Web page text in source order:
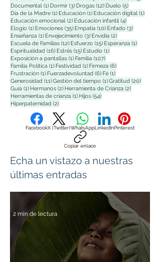
Documental (1)1 entrada
Dormir (3)3 entradas
Drogas (12)12 entradas
Duelo (5)5 entradas
Día de la Madre (1)1 entrada
Educación (1)1 entrada
Educación digital (1)1
Educación emocional (2)2 entradas
Educación infantil (4)4 entradas
Elogio (1)1 entrada
Emociones (35)35 entradas
Empatía (10)10 entradas
Enfado (3)3 entradas
Enseñanza (1)1 entrada
Envejecimiento (3)3 entradas
Envidia (2)2 entradas
Escuela de Familias (12)12 entradas
Esfuerzo (15)15 entradas
Esperanza (1)1 entrada
Espiritualidad (16)16 entradas
Estrés (15)15 entradas
Estudio (1)1 entrada
Exposición a pantallas (1)1 entrada
Familia (107)107 entradas
Familia Polìtica (1)1 entrada
Festividad (1)1 entrada
Firmeza (6)6 entradas
Frustración (1)1 entrada
Fuerzadevoluntad (6)6 entradas
Fé (1)1 entrada
Generosidad (11)11 entradas
Gestión del tiempo (1)1 entrada
Gratitud (20)20
Guía (1)1 entrada
Hermanos (2)2 entradas
Herramienta de Crianza (2)2 entradas
Herramientas de crianza (1)1 entrada
Hijos (54)54 entradas
Hiperpaternidad (2)2 entradas
FacebookX (Twitter)WhatsAppLinkedInPinterest
Copiar enlace
Echa un vistazo a nuestras
últimas entradas
2 min de lectura